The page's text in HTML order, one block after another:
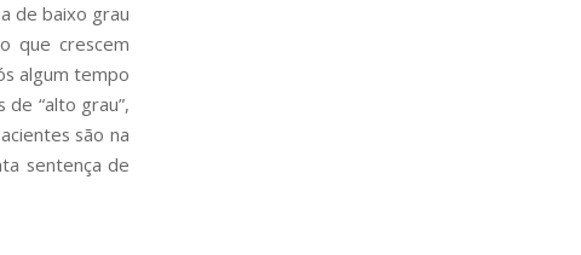
de baixo grau
que crescem
algum tempo
“alto grau”,
são na
sentença de